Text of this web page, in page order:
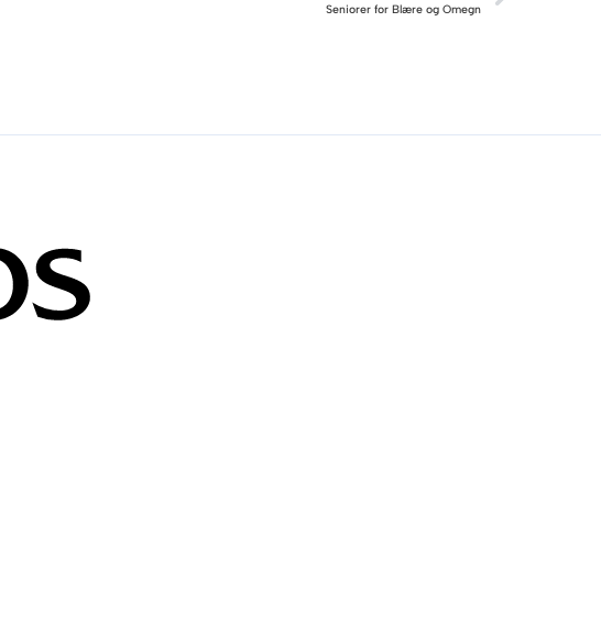
Seniorer for Blære og Omegn